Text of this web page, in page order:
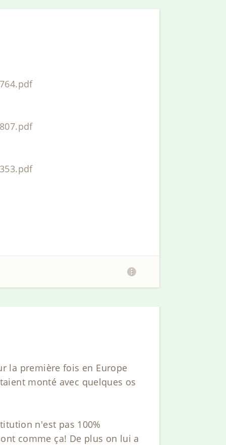
la première fois en Europe
monté avec quelques os
n'est pas 100%
comme ça! De plus on lui a